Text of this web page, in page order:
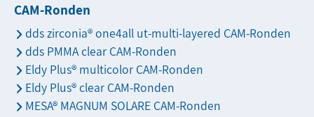
CAM-Ronden
dds zirconia® one4all ut-multi-layered CAM-Ronden
dds PMMA clear CAM-Ronden
Eldy Plus® multicolor CAM-Ronden
Eldy Plus® clear CAM-Ronden
MESA® MAGNUM SOLARE CAM-Ronden